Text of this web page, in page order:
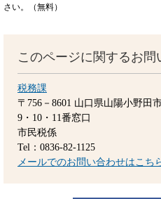
さい。（無料）
このページに関するお問
税務課
〒756－8601 山口県山陽小野田
9・10・11番窓口
市民税係
Tel：0836-82-1125
メールでのお問い合わせはこち